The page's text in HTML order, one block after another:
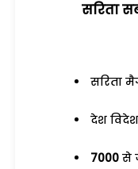
सरिता
सरिता
देश
7000 से